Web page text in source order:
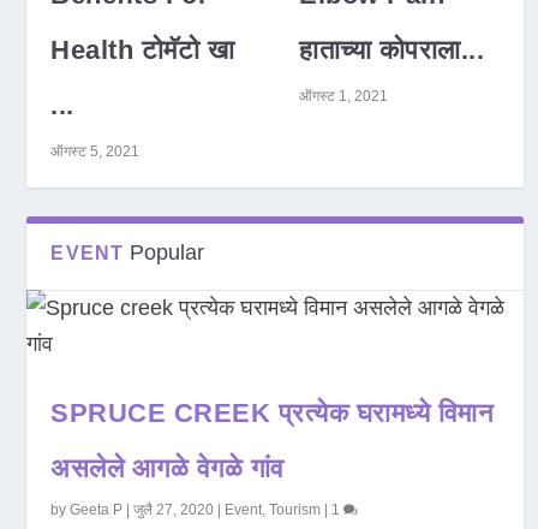
Health टोमॅटो खा
...
ऑगस्ट 5, 2021
हाताच्या कोपराला...
ऑगस्ट 1, 2021
EVENT Popular
SPRUCE CREEK प्रत्येक घरामध्ये विमान
असलेले आगळे वेगळे गांव
byGeeta P |जुलै 27, 2020 Event,Tourism 1